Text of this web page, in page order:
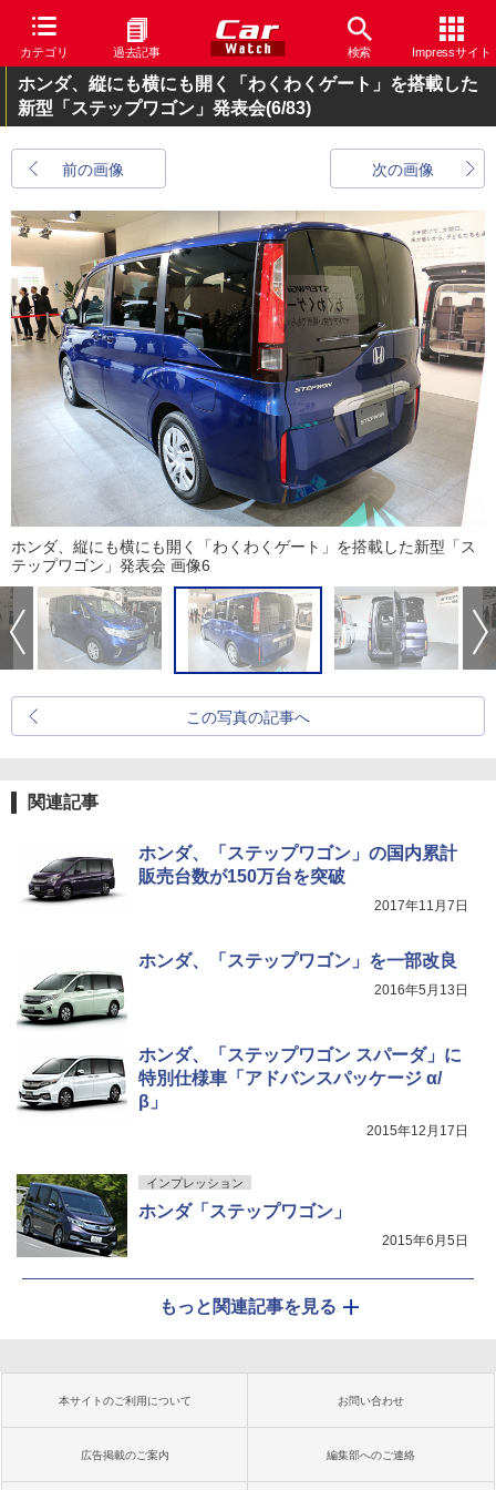
カテゴリ 過去記事 検索 Impressサイト
ホンダ、縦にも横にも開く「わくわくゲート」を搭載した
新型「ステップワゴン」発表会(6/83)
前の画像 次の画像
ホンダ、縦にも横にも開く「わくわくゲート」を搭載した新型「ス
テップワゴン」発表会 画像6
この写真の記事へ
関連記事
ホンダ、「ステップワゴン」の国内累計
販売台数が150万台を突破
2017年11月7日
ホンダ、「ステップワゴン」を一部改良
2016年5月13日
ホンダ、「ステップワゴン スパーダ」に
特別仕様車「アドバンスパッケージ α/
β」
2015年12月17日
インプレッション
ホンダ「ステップワゴン」
2015年6月5日
もっと関連記事を見る
本サイトのご利用について お問い合わせ
広告掲載のご案内 編集部へのご連絡